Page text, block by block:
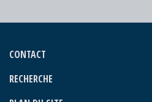
CONTACT
RECHERCHE